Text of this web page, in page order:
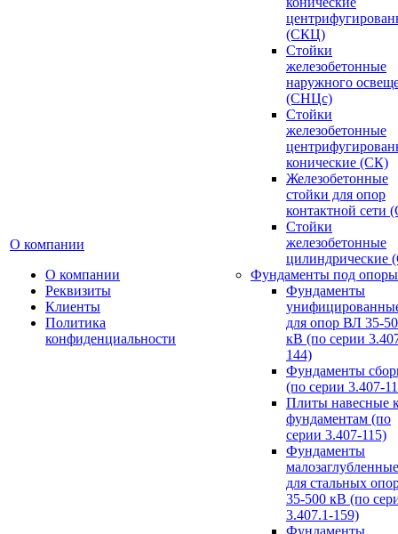
О компании
О компании
Реквизиты
Клиенты
Политика
конфиденциальности
(СКЦ)
Стойки
железобетонные
наружного
(СНЦс)
Стойки
железобетонные
конические (СК)
Железобетонные
стойки для опор
контактной сети
Стойки
железобетонные
цилиндрические
Фундаменты под опоры
Фундаменты
для опор ВЛ 35-
кВ (по серии
144)
Фундаменты
(по серии 3.407-
Плиты навесные
фундаментам (по
серии 3.407-115)
Фундаменты
малозаглубленные
для стальных
35-500 кВ (по
3.407.1-159)
Фундаменты